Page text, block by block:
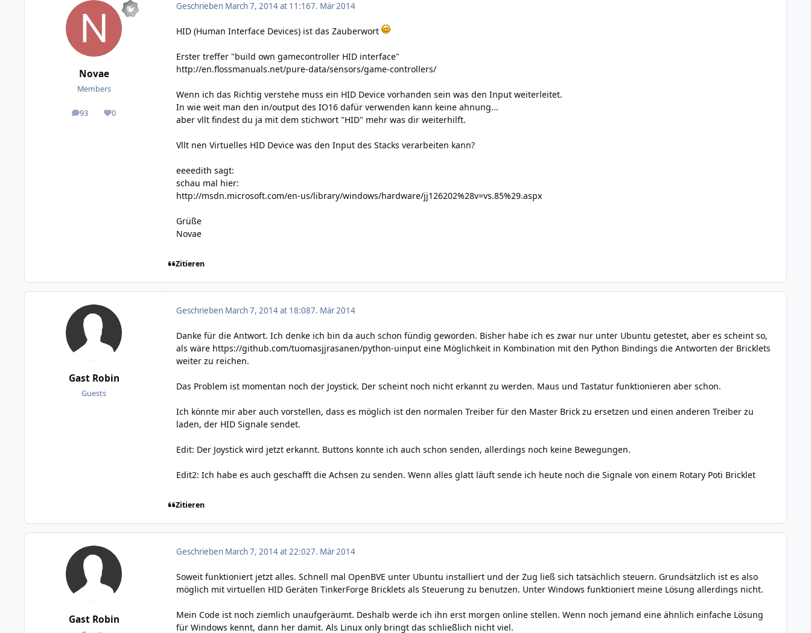
Novae
Members
93
posts 0
Reputation
Geschrieben March 7, 2014 at 11:167. Mär 2014
HID (Human Interface Devices) ist das Zauberwort
Erster treffer "build own gamecontroller HID interface"
http://en.flossmanuals.net/pure-data/sensors/game-controllers/
Wenn ich das Richtig verstehe muss ein HID Device vorhanden sein was den Input weiterleitet.
In wie weit man den in/output des IO16 dafür verwenden kann keine ahnung...
aber vllt findest du ja mit dem stichwort "HID" mehr was dir weiterhilft.
Vllt nen Virtuelles HID Device was den Input des Stacks verarbeiten kann?
eeeedith sagt:
schau mal hier:
http://msdn.microsoft.com/en-us/library/windows/hardware/jj126202%28v=vs.85%29.aspx
Grüße
Novae
Zitieren
Gast Robin
Guests
Geschrieben March 7, 2014 at 18:087. Mär 2014
Danke für die Antwort. Ich denke ich bin da auch schon fündig geworden. Bisher habe ich es zwar nur unter Ubuntu getestet, aber es scheint so,
als wäre https://github.com/tuomasjjrasanen/python-uinput eine Möglichkeit in Kombination mit den Python Bindings die Antworten der Bricklets
weiter zu reichen.
Das Problem ist momentan noch der Joystick. Der scheint noch nicht erkannt zu werden. Maus und Tastatur funktionieren aber schon.
Ich könnte mir aber auch vorstellen, dass es möglich ist den normalen Treiber für den Master Brick zu ersetzen und einen anderen Treiber zu
laden, der HID Signale sendet.
Edit: Der Joystick wird jetzt erkannt. Buttons konnte ich auch schon senden, allerdings noch keine Bewegungen.
Edit2: Ich habe es auch geschafft die Achsen zu senden. Wenn alles glatt läuft sende ich heute noch die Signale von einem Rotary Poti Bricklet
Zitieren
Gast Robin
Geschrieben March 7, 2014 at 22:027. Mär 2014
Soweit funktioniert jetzt alles. Schnell mal OpenBVE unter Ubuntu installiert und der Zug ließ sich tatsächlich steuern. Grundsätzlich ist es also
möglich mit virtuellen HID Geräten TinkerForge Bricklets als Steuerung zu benutzen. Unter Windows funktioniert meine Lösung allerdings nicht.
Mein Code ist noch ziemlich unaufgeräumt. Deshalb werde ich ihn erst morgen online stellen. Wenn noch jemand eine ähnlich einfache Lösung
für Windows kennt, dann her damit. Als Linux only bringt das schließlich nicht viel.